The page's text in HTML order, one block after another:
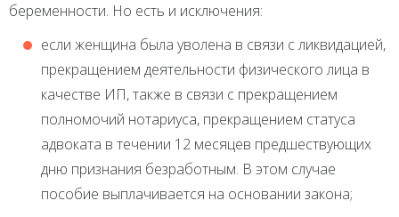
беременности. Но есть и исключения:
если женщина была уволена в связи с ликвидацией,
прекращением деятельности физического лица в
качестве ИП, также в связи с прекращением
полномочий нотариуса, прекращением статуса
адвоката в течении 12 месяцев предшествующих
дню признания безработным. В этом случае
пособие выплачивается на основании закона;